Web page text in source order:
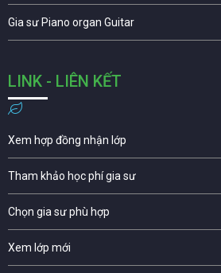
Gia sư Piano organ Guitar
LINK - LIÊN KẾT
Xem hợp đồng nhận lớp
Tham khảo học phí gia sư
Chọn gia sư phù hợp
Xem lớp mới